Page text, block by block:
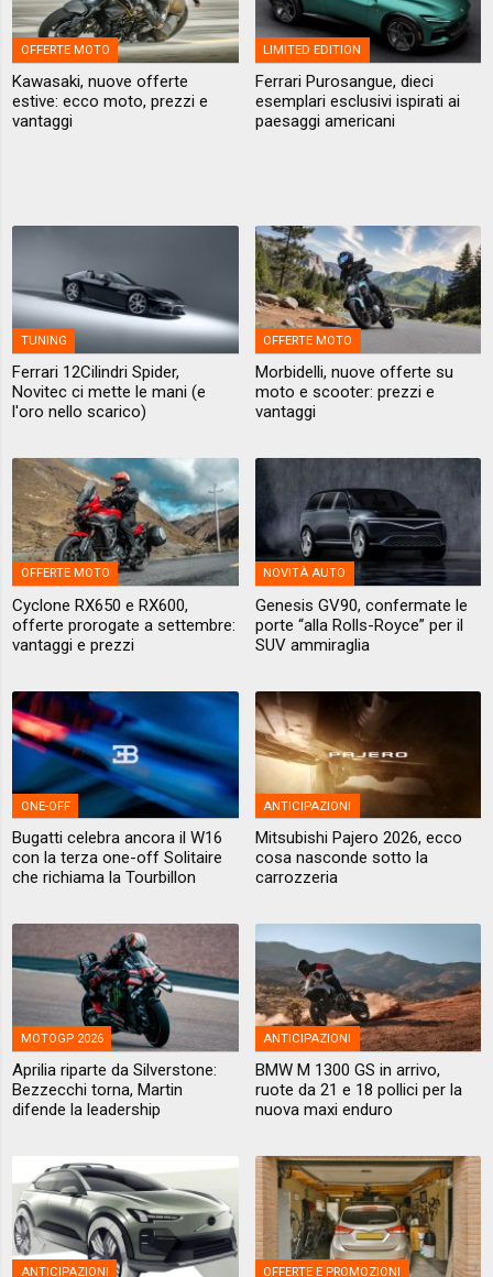
OFFERTE MOTO
Kawasaki, nuove offerte
estive: ecco moto, prezzi e
vantaggi
LIMITED EDITION
Ferrari Purosangue, dieci
esemplari esclusivi ispirati ai
paesaggi americani
TUNING
Ferrari 12Cilindri Spider,
Novitec ci mette le mani (e
l'oro nello scarico)
OFFERTE MOTO
Morbidelli, nuove offerte su
moto e scooter: prezzi e
vantaggi
OFFERTE MOTO
Cyclone RX650 e RX600,
offerte prorogate a settembre:
vantaggi e prezzi
NOVITÀ AUTO
Genesis GV90, confermate le
porte “alla Rolls-Royce” per il
SUV ammiraglia
ONE-OFF
Bugatti celebra ancora il W16
con la terza one-off Solitaire
che richiama la Tourbillon
ANTICIPAZIONI
Mitsubishi Pajero 2026, ecco
cosa nasconde sotto la
carrozzeria
MOTOGP 2026
Aprilia riparte da Silverstone:
Bezzecchi torna, Martin
difende la leadership
ANTICIPAZIONI
BMW M 1300 GS in arrivo,
ruote da 21 e 18 pollici per la
nuova maxi enduro
ANTICIPAZIONI OFFERTE E PROMOZIONI